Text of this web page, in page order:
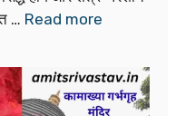
मृगाक्षी अप्सरा, वैदिक
तंत्र-मंत्र साधना विधि-